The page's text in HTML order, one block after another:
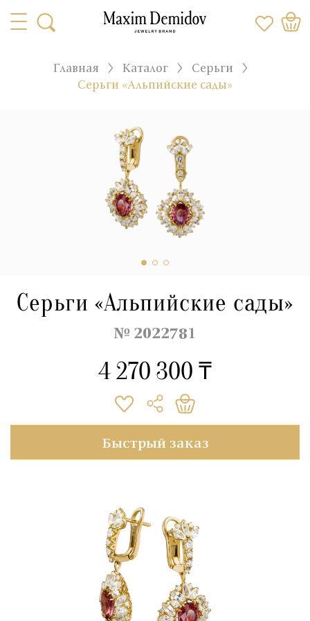
Главная Каталог
Серьги
Серьги «Альпийские сады»
Серьги «Альпийские сады»
№ 2022781
4 270 300 ₸
Быстрый заказ